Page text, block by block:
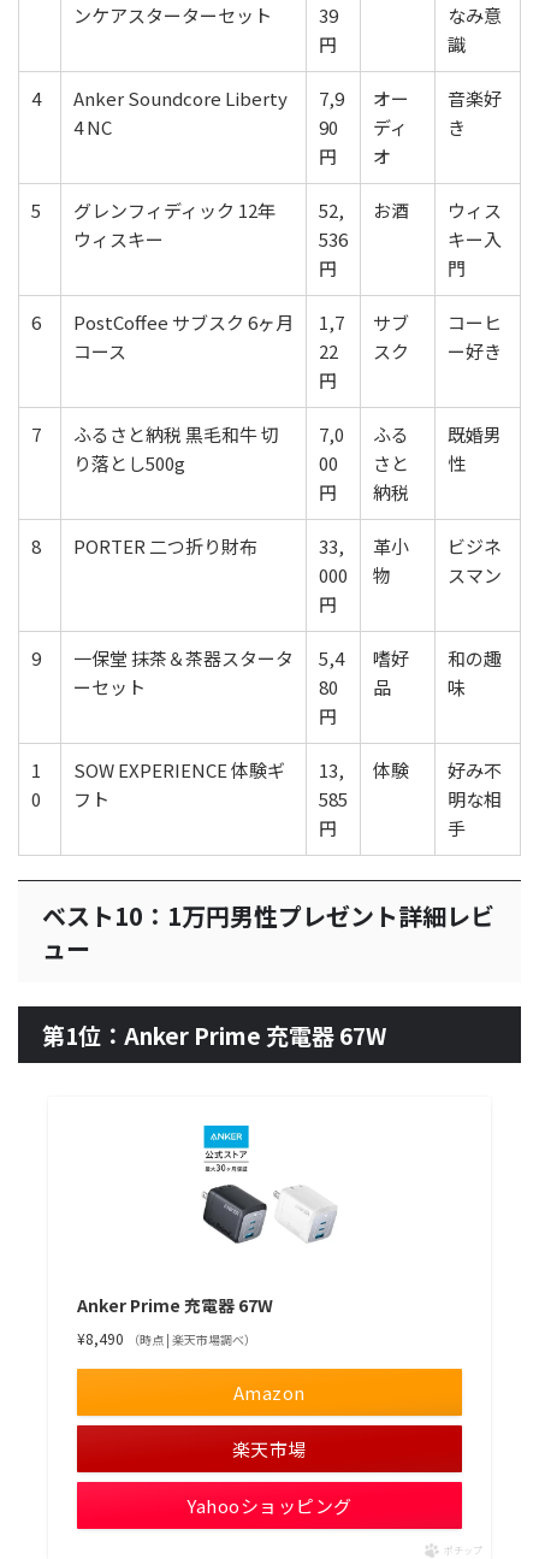
ンケアスターターセット
39
円
なみ意
識
4
Anker Soundcore Liberty
4 NC
7,9
90
円
オー
ディ
オ
音楽好
き
5
グレンフィディック 12年
ウィスキー
52,
536
円
お酒
ウィス
キー入
門
6
PostCoffee サブスク 6ヶ月
コース
1,7
22
円
サブ
スク
コーヒ
ー好き
7
ふるさと納税 黒毛和牛 切
り落とし500g
7,0
00
円
ふる
さと
納税
既婚男
性
8 PORTER 二つ折り財布
33,
000
円
革小
物
ビジネ
スマン
9
一保堂 抹茶＆茶器スタータ
ーセット
5,4
80
円
嗜好
品
和の趣
味
1
0
SOW EXPERIENCE 体験ギ
フト
13,
585
円
体験
好み不
明な相
手
ベスト10：1万円男性プレゼント詳細レビ
ュー
第1位：Anker Prime 充電器 67W
Anker Prime 充電器 67W
¥8,490 （時点 | 楽天市場調べ）
Amazon
楽天市場
Yahooショッピング
ポチップ